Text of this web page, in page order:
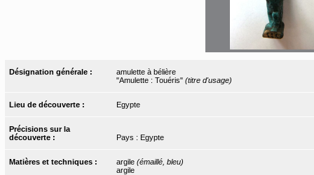
Désignation générale :
amulette à bélière
"Amulette : Touéris" (titre d'usage)
Lieu de découverte : Egypte
Précisions sur la
découverte :
Pays : Egypte
Matières et techniques : argile (émaillé, bleu)
argile